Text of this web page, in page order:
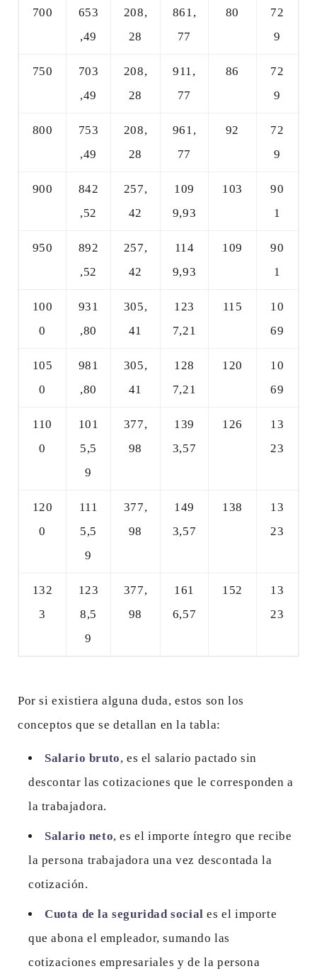
700
653
,49
208,
28
861,
77
80
72
9
750
703
,49
208,
28
911,
77
86
72
9
800
753
,49
208,
28
961,
77
92
72
9
900
842
,52
257,
42
109
9,93
103
90
1
950
892
,52
257,
42
114
9,93
109
90
1
100
0
931
,80
305,
41
123
7,21
115
10
69
105
0
981
,80
305,
41
128
7,21
120
10
69
110
0
101
5,5
9
377,
98
139
3,57
126
13
23
120
0
111
5,5
9
377,
98
149
3,57
138
13
23
132
3
123
8,5
9
377,
98
161
6,57
152
13
23
Por si existiera alguna duda, estos son los
conceptos que se detallan en la tabla:
Salario bruto, es el salario pactado sin
descontar las cotizaciones que le corresponden a
la trabajadora.
Salario neto, es el importe íntegro que recibe
la persona trabajadora una vez descontada la
cotización.
Cuota de la seguridad social es el importe
que abona el empleador, sumando las
cotizaciones empresariales y de la persona